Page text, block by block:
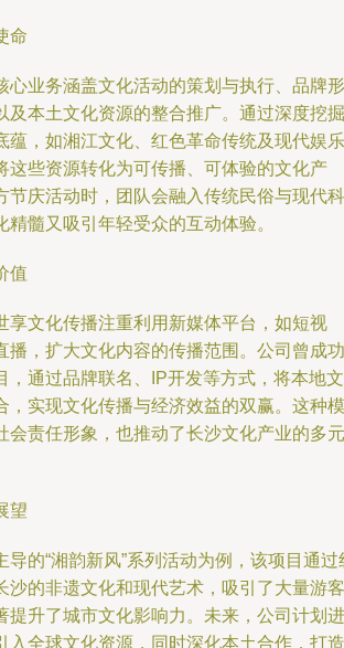
命
心业务涵盖文化活动的策划与执行、品牌形
及本土文化资源的整合推广。通过深度挖掘
蕴，如湘江文化、红色革命传统及现代娱乐
这些资源转化为可传播、可体验的文化产
节庆活动时，团队会融入传统民俗与现代科
髓又吸引年轻受众的互动体验。
值
享文化传播注重利用新媒体平台，如短视
播，扩大文化内容的传播范围。公司曾成功
，通过品牌联名、IP开发等方式，将本地文
，实现文化传播与经济效益的双赢。这种模
会责任形象，也推动了长沙文化产业的多元
望
导的“湘韵新风”系列活动为例，该项目通过
沙的非遗文化和现代艺术，吸引了大量游客
提升了城市文化影响力。未来，公司计划进
入全球文化资源，同时深化本土合作，打造